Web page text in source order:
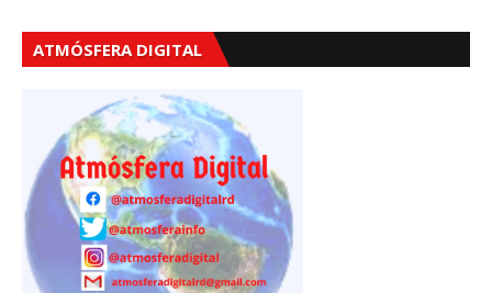
ATMÓSFERA DIGITAL